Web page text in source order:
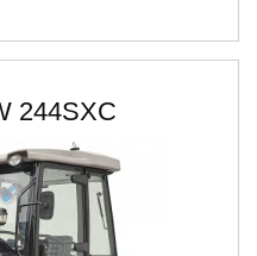
244SXC